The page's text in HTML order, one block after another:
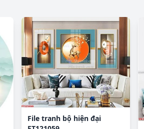
File tranh bộ hiện đại